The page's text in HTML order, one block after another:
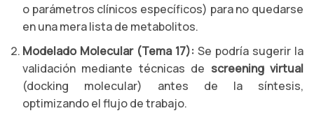
o parámetros clínicos específicos) para no quedarse
en una mera lista de metabolitos.
Modelado Molecular (Tema 17): Se podría sugerir la
validación mediante técnicas de screening virtual
(docking molecular) antes de la síntesis,
optimizando el flujo de trabajo.